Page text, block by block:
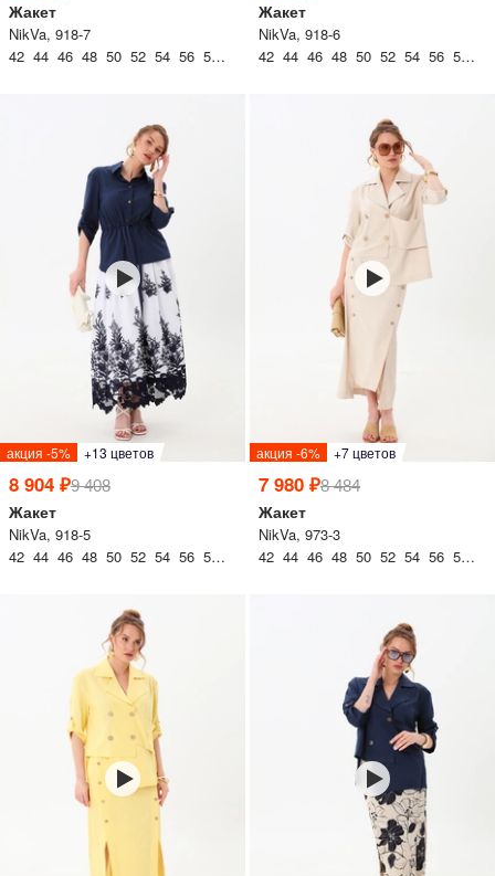
Жакет
NikVa, 918-7
42 44 46 48 50 52 54 56 58 60
Жакет
NikVa, 918-6
42 44 46 48 50 52 54 56 58 60
акция -5% +13 цветов
8 904 ₽9 408
Жакет
NikVa, 918-5
42 44 46 48 50 52 54 56 58 60
акция -6% +7 цветов
7 980 ₽8 484
Жакет
NikVa, 973-3
42 44 46 48 50 52 54 56 58 60